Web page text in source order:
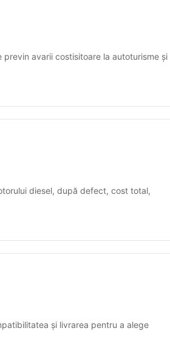
avarii costisitoare la autoturisme și
diesel, după defect, cost total,
și livrarea pentru a alege